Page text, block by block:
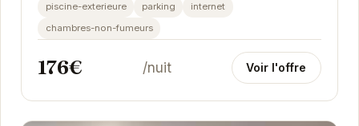
piscine-exterieure parking
internet
chambres-non-fumeurs
176€ /nuit Voir l'offre